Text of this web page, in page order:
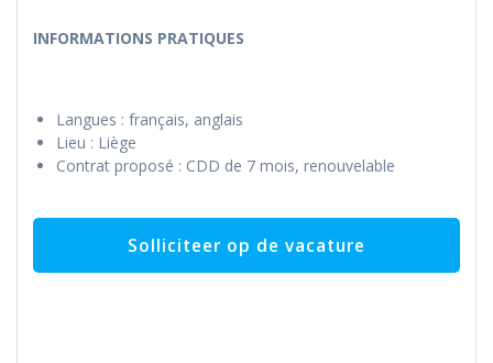
INFORMATIONS PRATIQUES
Langues : français, anglais
Lieu : Liège
Contrat proposé : CDD de 7 mois, renouvelable